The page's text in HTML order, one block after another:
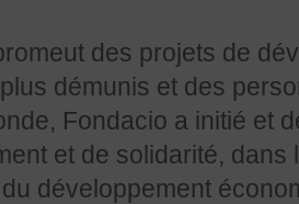
des projets de
démunis et des
Fondacio a initié et
et de solidarité, dans
développement